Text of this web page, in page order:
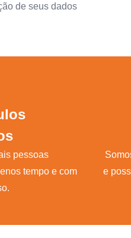
de seus dados
pessoas
tempo e com
e